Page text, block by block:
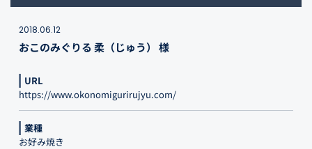
2018.06.12
おこのみぐりる 柔（じゅう） 様
URL
https://www.okonomigurirujyu.com/
業種
お好み焼き